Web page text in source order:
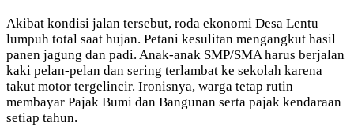
Akibat kondisi jalan tersebut, roda ekonomi Desa Lentu
lumpuh total saat hujan. Petani kesulitan mengangkut hasil
panen jagung dan padi. Anak-anak SMP/SMA harus berjalan
kaki pelan-pelan dan sering terlambat ke sekolah karena
takut motor tergelincir. Ironisnya, warga tetap rutin
membayar Pajak Bumi dan Bangunan serta pajak kendaraan
setiap tahun.